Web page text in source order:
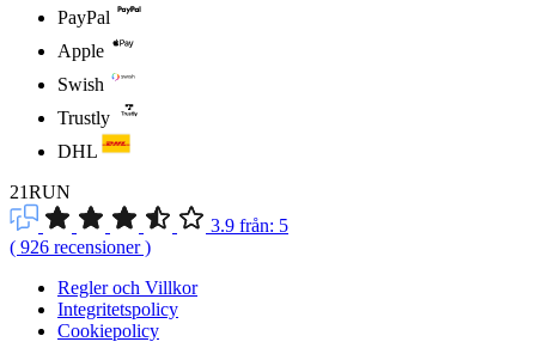
PayPal
Apple
Swish
Trustly
DHL
21RUN
3.9 från: 5
( 926 recensioner)
Regler och Villkor
Integritetspolicy
Cookiepolicy